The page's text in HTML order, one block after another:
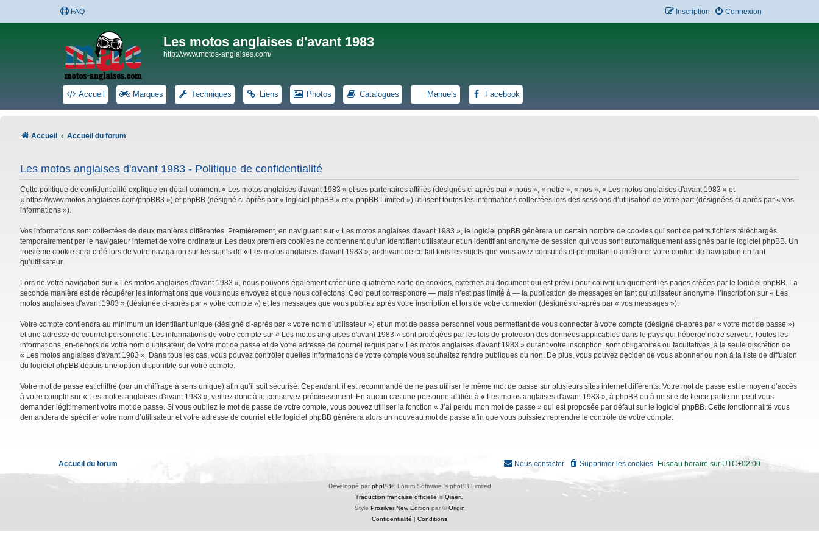
FAQ Connexion
Inscription
Les motos anglaises d'avant 1983
http://www.motos-anglaises.com/
Accueil Marques Techniques Liens Photos Catalogues Manuels Facebook
Accueil Accueil du forum
Les motos anglaises d'avant 1983 - Politique de confidentialité
Cette politique de confidentialité explique en détail comment « Les motos anglaises d'avant 1983 » et ses partenaires affiliés (désignés ci-après par « nous », « notre », « nos », « Les motos anglaises d'avant 1983 » et
« https://www.motos-anglaises.com/phpBB3 ») et phpBB (désigné ci-après par « logiciel phpBB » et « phpBB Limited ») utilisent toutes les informations collectées lors des sessions d’utilisation de votre part (désignées ci-après par « vos
informations »).
Vos informations sont collectées de deux manières différentes. Premièrement, en naviguant sur « Les motos anglaises d'avant 1983 », le logiciel phpBB génèrera un certain nombre de cookies qui sont de petits fichiers téléchargés
temporairement par le navigateur internet de votre ordinateur. Les deux premiers cookies ne contiennent qu’un identifiant utilisateur et un identifiant anonyme de session qui vous sont automatiquement assignés par le logiciel phpBB. Un
troisième cookie sera créé lors de votre navigation sur les sujets de « Les motos anglaises d'avant 1983 », archivant de ce fait tous les sujets que vous avez consultés et permettant d’améliorer votre confort de navigation en tant
qu’utilisateur.
Lors de votre navigation sur « Les motos anglaises d'avant 1983 », nous pouvons également créer une quatrième sorte de cookies, externes au document qui est prévu pour couvrir uniquement les pages créées par le logiciel phpBB. La
seconde manière est de récupérer les informations que vous nous envoyez et que nous collectons. Ceci peut correspondre — mais n’est pas limité à — la publication de messages en tant qu’utilisateur anonyme, l’inscription sur « Les
motos anglaises d'avant 1983 » (désignée ci-après par « votre compte ») et les messages que vous publiez après votre inscription et lors de votre connexion (désignés ci-après par « vos messages »).
Votre compte contiendra au minimum un identifiant unique (désigné ci-après par « votre nom d’utilisateur ») et un mot de passe personnel vous permettant de vous connecter à votre compte (désigné ci-après par « votre mot de passe »)
et une adresse de courriel personnelle. Les informations de votre compte sur « Les motos anglaises d'avant 1983 » sont protégées par les lois de protection des données applicables dans le pays qui héberge notre serveur. Toutes les
informations, en-dehors de votre nom d’utilisateur, de votre mot de passe et de votre adresse de courriel requis par « Les motos anglaises d'avant 1983 » durant votre inscription, sont obligatoires ou facultatives, à la seule discrétion de
« Les motos anglaises d'avant 1983 ». Dans tous les cas, vous pouvez contrôler quelles informations de votre compte vous souhaitez rendre publiques ou non. De plus, vous pouvez décider de vous abonner ou non à la liste de diffusion
du logiciel phpBB depuis une option disponible sur votre compte.
Votre mot de passe est chiffré (par un chiffrage à sens unique) afin qu’il soit sécurisé. Cependant, il est recommandé de ne pas utiliser le même mot de passe sur plusieurs sites internet différents. Votre mot de passe est le moyen d’accès
à votre compte sur « Les motos anglaises d'avant 1983 », veillez donc à le conservez précieusement. En aucun cas une personne affiliée à « Les motos anglaises d'avant 1983 », à phpBB ou à un site de tierce partie ne peut vous
demander légitimement votre mot de passe. Si vous oubliez le mot de passe de votre compte, vous pouvez utiliser la fonction « J’ai perdu mon mot de passe » qui est proposée par défaut sur le logiciel phpBB. Cette fonctionnalité vous
demandera de spécifier votre nom d’utilisateur et votre adresse de courriel et le logiciel phpBB générera alors un nouveau mot de passe afin que vous puissiez reprendre le contrôle de votre compte.
Accueil du forum Fuseau horaire sur UTC+02:00
Supprimer les cookies
Nous contacter
Développé par phpBB® Forum Software © phpBB Limited
Traduction française officielle ©Qiaeru
Style Prosilver New Edition par ©Origin
Confidentialité
Conditions